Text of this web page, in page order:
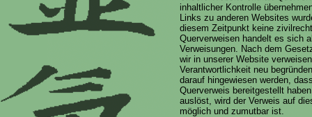
inhaltlicher Kontrolle
Links zu anderen Websites
diesem Zeitpunkt keine
Querverweisen handelt es sich
Verweisungen. Nach dem
wir in unserer Website
Verantwortlichkeit neu
darauf hingewiesen werden,
Querverweis bereitgestellt
auslöst, wird der Verweis auf
möglich und zumutbar ist.